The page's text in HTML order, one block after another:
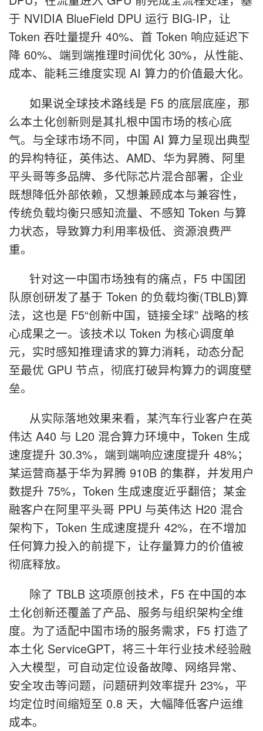
于 NVIDIA BlueField DPU 运行 BIG-IP，让
Token 吞吐量提升 40%、首 Token 响应延迟下
降 60%、端到端推理时间优化 30%，从性能、
成本、能耗三维度实现 AI 算力的价值最大化。
如果说全球技术路线是 F5 的底层底座，那
么本土化创新则是其扎根中国市场的核心底
气。与全球市场不同，中国 AI 算力呈现出典型
的异构特征，英伟达、AMD、华为昇腾、阿里
平头哥等多品牌、多代际芯片混合部署，企业
既想降低外部依赖，又想兼顾成本与兼容性，
传统负载均衡只感知流量、不感知 Token 与算
力状态，导致算力利用率极低、资源浪费严
重。
针对这一中国市场独有的痛点，F5 中国团
队原创研发了基于 Token 的负载均衡(TBLB)算
法，这也是 F5“创新中国，链接全球” 战略的核
心成果之一。该技术以 Token 为核心调度单
元，实时感知推理请求的算力消耗，动态分配
至最优 GPU 节点，彻底打破异构算力的调度壁
垒。
从实际落地效果来看，某汽车行业客户在英
伟达 A40 与 L20 混合算力环境中，Token 生成
速度提升 30.3%，端到端响应速度提升 48%；
某运营商基于华为昇腾 910B 的集群，并发用户
数提升 75%，Token 生成速度近乎翻倍；某金
融客户在阿里平头哥 PPU 与英伟达 H20 混合
架构下，Token 生成速度提升 42%，在不增加
任何算力投入的前提下，让存量算力的价值被
彻底释放。
除了 TBLB 这项原创技术，F5 在中国的本
土化创新还覆盖了产品、服务与组织架构全维
度。为了适配中国市场的服务需求，F5 打造了
本土化 ServiceGPT，将三十年行业技术经验融
入大模型，可自动定位设备故障、网络异常、
安全攻击等问题，问题研判效率提升 23%，平
均定位时间缩短至 0.8 天，大幅降低客户运维
成本。